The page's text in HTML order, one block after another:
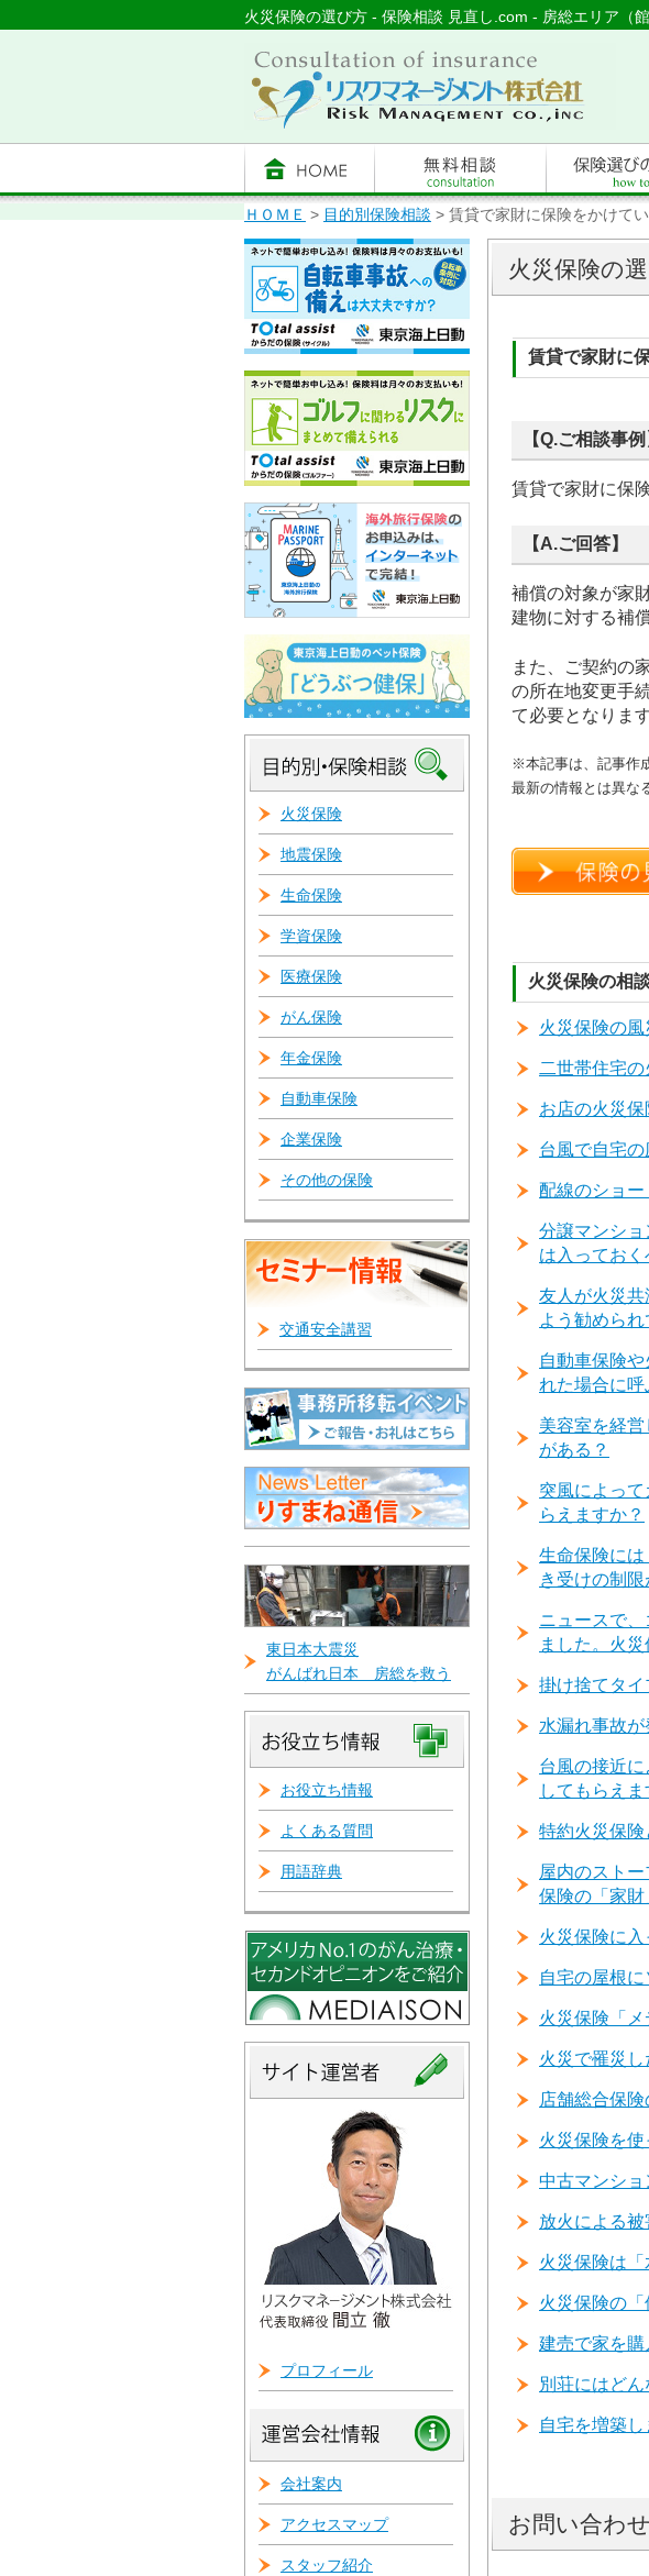
火災保険の選び方 - 保険相談 見直し.com - 房総エリア（
ＨＯＭＥ > 目的別保険相談 > 賃貸で家財に保険をかけて
火災保険の
賃貸で家財に
【Q.ご相談事例
賃貸で家財に保
【A.ご回答】
補償の対象が家
建物に対する補
また、ご契約の
の所在地変更手
て必要となります
※本記事は、記事作
最新の情報とは異な
火災保険の相
火災保険の
二世帯住宅
お店の火災
台風で自宅
配線のショー
分譲マンシ
は入っておく
友人が火災
よう勧めら
自動車保険
れた場合に呼
美容室を経
がある？
突風によっ
らえますか？
生命保険には
き受けの制
ニュースで
ました。火
掛け捨てタ
水漏れ事故
台風の接近
してもらえま
特約火災保
屋内のスト
保険の「家財
火災保険に
自宅の屋根
火災保険「
火災で罹災
店舗総合保
火災保険を
中古マンシ
放火による
火災保険は
火災保険の
建売で家を購
別荘にはど
自宅を増築
お問い合わせ
火災保険
地震保険
生命保険
学資保険
医療保険
がん保険
年金保険
自動車保険
企業保険
その他の保険
交通安全講習
東日本大震災
がんばれ日本 房総を救う
お役立ち情報
よくある質問
用語辞典
プロフィール
会社案内
アクセスマップ
スタッフ紹介